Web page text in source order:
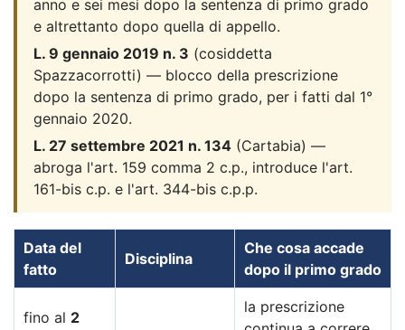
anno e sei mesi dopo la sentenza di primo grado
e altrettanto dopo quella di appello.
L. 9 gennaio 2019 n. 3 (cosiddetta
Spazzacorrotti) — blocco della prescrizione
dopo la sentenza di primo grado, per i fatti dal 1°
gennaio 2020.
L. 27 settembre 2021 n. 134 (Cartabia) —
abroga l'art. 159 comma 2 c.p., introduce l'art.
161-bis c.p. e l'art. 344-bis c.p.p.
Data del
fatto
Disciplina
Che cosa accade
dopo il primo grado
fino al 2
la prescrizione